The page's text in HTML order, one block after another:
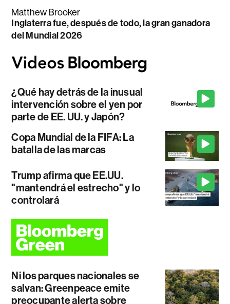
Matthew Brooker
Inglaterra fue, después de todo, la gran ganadora
del Mundial 2026
¿Qué hay detrás de la inusual
intervención sobre el yen por
parte de EE. UU. y Japón?
Copa Mundial de la FIFA: La
batalla de las marcas
Trump afirma que EE.UU.
"mantendrá el estrecho" y lo
controlará
Ni los parques nacionales se
salvan: Greenpeace emite
preocupante alerta sobre